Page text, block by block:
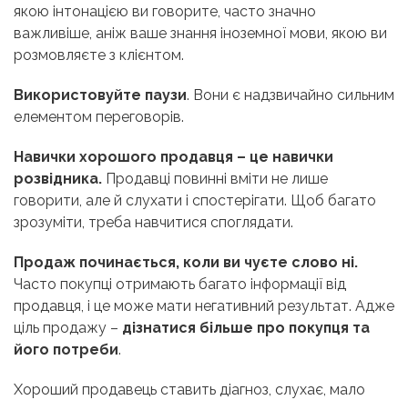
якою інтонацією ви говорите, часто значно
важливіше, аніж ваше знання іноземної мови, якою ви
розмовляєте з клієнтом.
Використовуйте паузи. Вони є надзвичайно сильним
елементом переговорів.
Навички хорошого продавця – це навички
розвідника. Продавці повинні вміти не лише
говорити, але й слухати і спостерігати. Щоб багато
зрозуміти, треба навчитися споглядати.
Продаж починається, коли ви чуєте слово ні.
Часто покупці отримають багато інформації від
продавця, і це може мати негативний результат. Адже
ціль продажу – дізнатися більше про покупця та
його потреби.
Хороший продавець ставить діагноз, слухає, мало